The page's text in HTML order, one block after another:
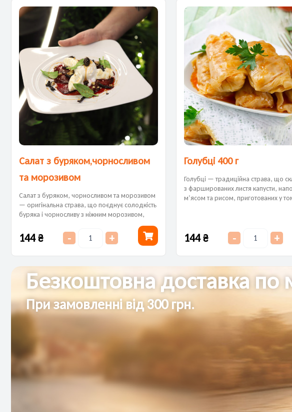
Салат з буряком,чорносливом
та морозивом
Салат з буряком, чорносливом та морозивом
— оригінальна страва, що поєднує солодкість
буряка і чорносливу з ніжним морозивом,
створюючи цікавий контраст смаків та текстур.
144₴ - +
Голубці 400 г
Голубці — традиційна страва, що
з фаршированих листя капусти,
м’ясом та рисом, приготованих у
144₴ - +
Безкоштовна доставка по
При замовленні від 300 грн.